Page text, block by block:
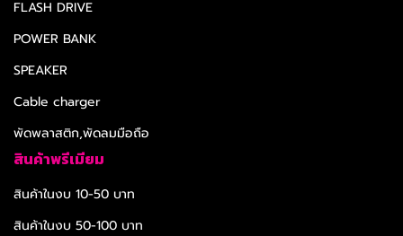
FLASH DRIVE
POWER BANK
SPEAKER
Cable charger
พัดพลาสติก,พัดลมมือถือ
สินค้าพรีเมียม
สินค้าในงบ 10-50 บาท
สินค้าในงบ 50-100 บาท